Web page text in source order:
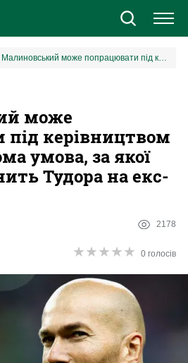
Новини
УПЛ
Різне
Букмекери
Казино
Малиновський може попрацювати під керівництвом легенди: відома умова, за якої Марсель змінить Тудора на екс-зірку Реала
може
керівництвом
умова, за якої
Тудора на екс-
2178
★★★★★
★★★★★ 0 голосів